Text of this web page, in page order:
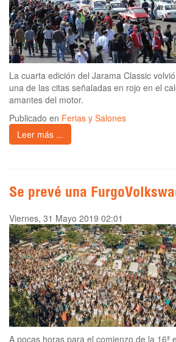
La cuarta edición del Jarama Classic
una de las citas señaladas en rojo en el
amantes del motor.
Publicado en Ferias y Salones
Leer más ...
Se prevé una
Viernes, 31 Mayo 2019 02:01
A pocas horas para el comienzo de la 16ª